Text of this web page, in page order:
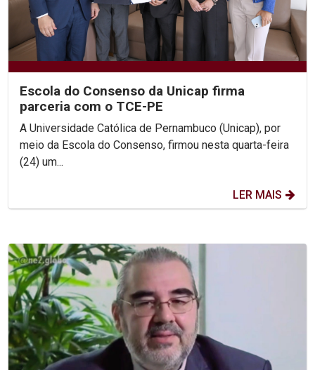
Escola do Consenso da Unicap firma
parceria com o TCE-PE
A Universidade Católica de Pernambuco (Unicap), por
meio da Escola do Consenso, firmou nesta quarta-feira
(24) um...
LER MAIS